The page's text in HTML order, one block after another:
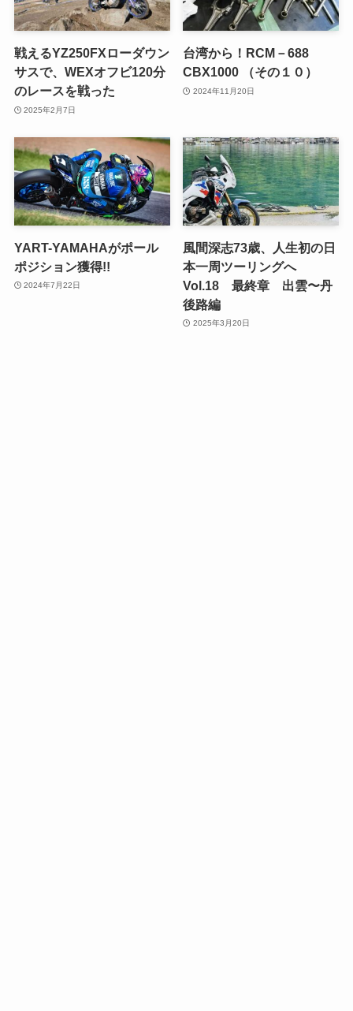
戦えるYZ250FXローダウン
サスで、WEXオフビ120分
のレースを戦った
2025年2月7日
台湾から！RCM－688
CBX1000 （その１０）
2024年11月20日
YART-YAMAHAがポール
ポジション獲得!!
2024年7月22日
風間深志73歳、人生初の日
本一周ツーリングへ
Vol.18 最終章 出雲〜丹
後路編
2025年3月20日